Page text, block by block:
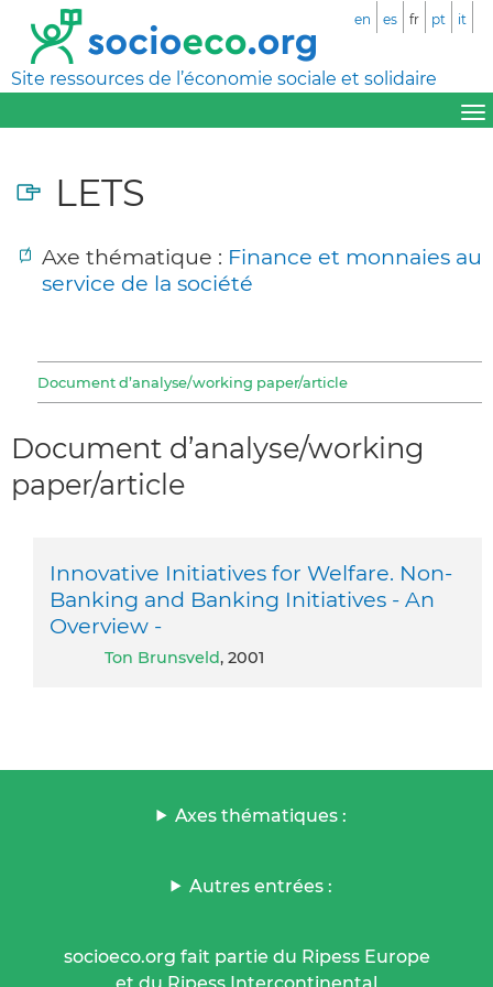
Site ressources de l’économie sociale et solidaire
en es fr pt it
LETS
Axe thématique : Finance et monnaies au
service de la société
Document d’analyse/working paper/article
Document d’analyse/working
paper/article
Innovative Initiatives for Welfare. Non-
Banking and Banking Initiatives - An
Overview -
Ton Brunsveld, 2001
Axes thématiques :
Autres entrées :
socioeco.org fait partie du Ripess Europe
et du Ripess Intercontinental